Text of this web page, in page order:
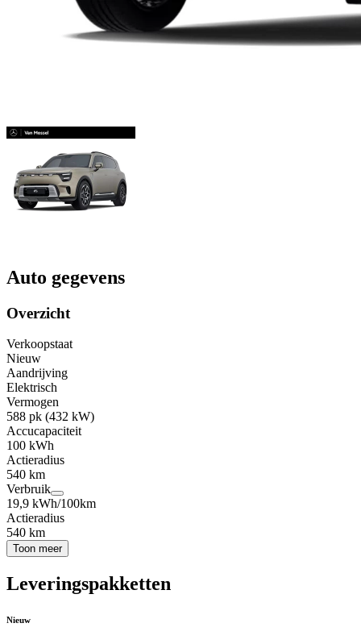
Auto gegevens
Overzicht
Verkoopstaat
Nieuw
Aandrijving
Elektrisch
Vermogen
588 pk (432 kW)
Accucapaciteit
100 kWh
Actieradius
540 km
Verbruik
19,9 kWh/100km
Actieradius
540 km
Toon meer
Leveringspakketten
Nieuw